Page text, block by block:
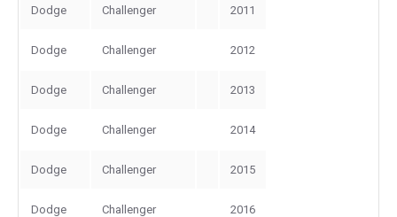
Dodge Challenger 2011
Dodge Challenger 2012
Dodge Challenger 2013
Dodge Challenger 2014
Dodge Challenger 2015
Dodge Challenger 2016